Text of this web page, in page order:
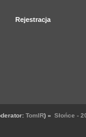
Rejestracja
TomIR) » Słońce -